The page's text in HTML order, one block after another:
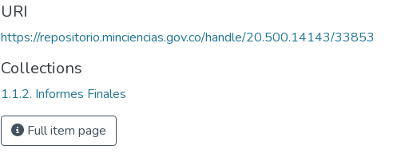
URI
https://repositorio.minciencias.gov.co/handle/20.500.14143/33853
Collections
1.1.2. Informes Finales
Full item page